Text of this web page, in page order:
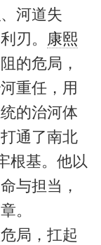
河道失
刃。 康熙
的危局，
重任，用
的治河体
通了南北
根基。他以
与担当，
。
局，扛起